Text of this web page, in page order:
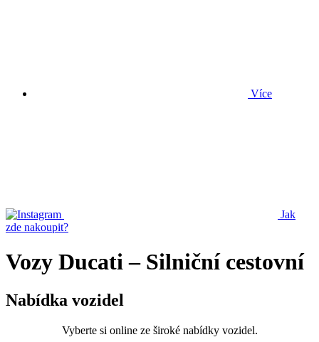
Více
Jak
zde nakoupit?
Vozy Ducati – Silniční cestovní
Nabídka vozidel
Vyberte si online ze široké nabídky vozidel.